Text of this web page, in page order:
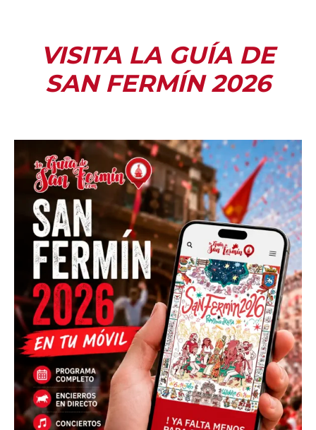
VISITA LA GUÍA DE
SAN FERMÍN 2026